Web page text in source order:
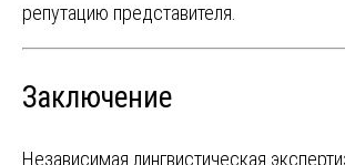
репутацию представителя.
Заключение
Независимая лингвистическая